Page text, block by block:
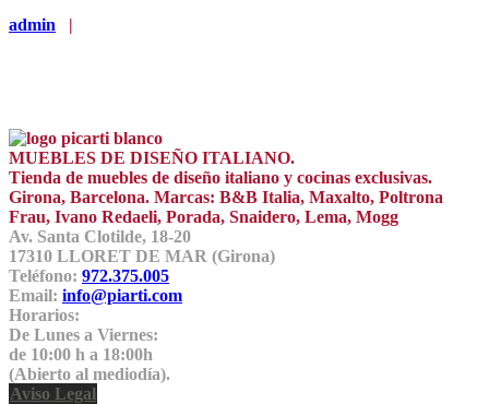
admin |
MUEBLES DE DISEÑO ITALIANO.
Tienda de muebles de diseño italiano y cocinas exclusivas.
Girona, Barcelona. Marcas: B&B Italia, Maxalto, Poltrona
Frau, Ivano Redaeli, Porada, Snaidero, Lema, Mogg
Av. Santa Clotilde, 18-20
17310 LLORET DE MAR (Girona)
Teléfono: 972.375.005
Email: info@piarti.com
Horarios:
De Lunes a Viernes:
de 10:00 h a 18:00h
(Abierto al mediodía).
Aviso Legal